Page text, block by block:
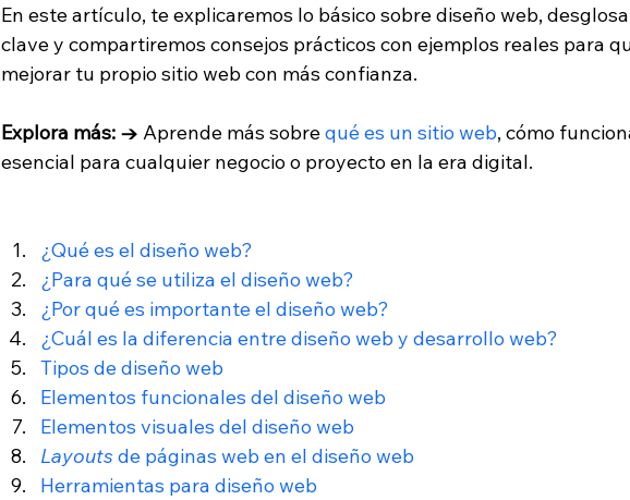
En este artículo, te explicaremos lo básico sobre diseño web,
clave y compartiremos consejos prácticos con ejemplos reales para
mejorar tu propio sitio web con más confianza.
Explora más: → Aprende más sobre qué es un sitio web, cómo
esencial para cualquier negocio o proyecto en la era digital.
¿Qué es el diseño web?
¿Para qué se utiliza el diseño web?
¿Por qué es importante el diseño web?
¿Cuál es la diferencia entre diseño web y desarrollo web?
Tipos de diseño web
Elementos funcionales del diseño web
Elementos visuales del diseño web
Layouts de páginas web en el diseño web
Herramientas para diseño web